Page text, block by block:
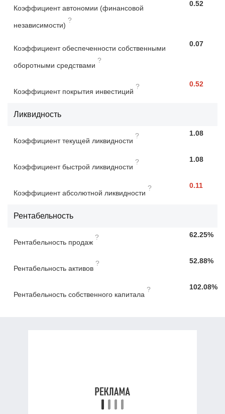
Коэффициент автономии (финансовой
независимости)
?
0.52
Коэффициент обеспеченности собственными
оборотными средствами
?
0.07
Коэффициент покрытия инвестиций
? 0.52
Ликвидность
Коэффициент текущей ликвидности
? 1.08
Коэффициент быстрой ликвидности
? 1.08
Коэффициент абсолютной ликвидности
? 0.11
Рентабельность
Рентабельность продаж
? 62.25%
Рентабельность активов
? 52.88%
Рентабельность собственного капитала
? 102.08%